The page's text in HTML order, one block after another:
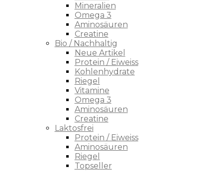
Mineralien
Omega 3
Aminosäuren
Creatine
Bio / Nachhaltig
Neue Artikel
Protein / Eiweiss
Kohlenhydrate
Riegel
Vitamine
Omega 3
Aminosäuren
Creatine
Laktosfrei
Protein / Eiweiss
Aminosäuren
Riegel
Topseller